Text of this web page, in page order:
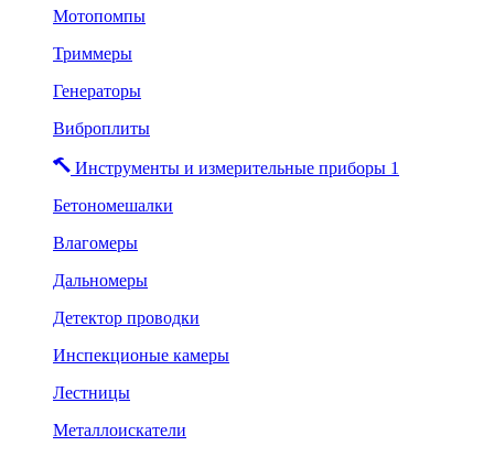
Мотопомпы
Триммеры
Генераторы
Виброплиты
Инструменты и измерительные приборы 1
Бетономешалки
Влагомеры
Дальномеры
Детектор проводки
Инспекционые камеры
Лестницы
Металлоискатели